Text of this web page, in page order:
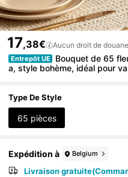
17,38€ Aucun droit de
Entrepôt UE
Bouquet de 65
a, style bohème, idéal pour
Type De Style
65 pièces
Expédition à Belgium
Livraison